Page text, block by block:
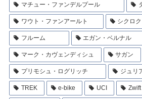
マチュー・ファンデルプール
ワウト・ファンアールト シクロ
フルーム エガン・ベルナル
マーク・カヴェンディシュ サガン
プリモシュ・ログリッチ ジュリ
TREK e-bike UCI Zwift